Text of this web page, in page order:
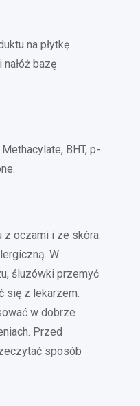
na płytkę
bazę
BHT, p-
z oczami i ze skóra.
W
śluzówki przemyć
się z lekarzem.
w dobrze
Przed
sposób